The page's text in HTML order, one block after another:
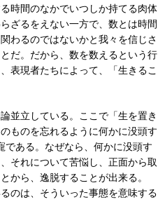
時間のなかでいつしか持てる肉体
ざるをえない一方で、数とは時間
わるのではないかと我々を信じさ
だ。だから、数を数えるという行
表現者たちによって、「生きるこ
並立している。ここで「生を置き
ものを忘れるように何かに没頭す
ある。なぜなら、何かに没頭す
それについて苦悩し、正面から取
から、逸脱することが出来る。
のは、そういった事態を意味する